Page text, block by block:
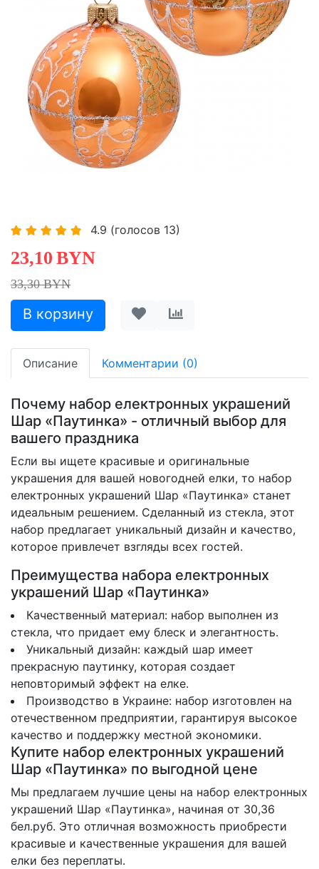
4.9 (голосов 13)
23,10 BYN
33,30 BYN
Описание Комментарии (0)
Почему набор електронных украшений
Шар «Паутинка» - отличный выбор для
вашего праздника
Если вы ищете красивые и оригинальные
украшения для вашей новогодней елки, то набор
електронных украшений Шар «Паутинка» станет
идеальным решением. Сделанный из стекла, этот
набор предлагает уникальный дизайн и качество,
которое привлечет взгляды всех гостей.
Преимущества набора електронных
украшений Шар «Паутинка»
Качественный материал: набор выполнен из
стекла, что придает ему блеск и элегантность.
Уникальный дизайн: каждый шар имеет
прекрасную паутинку, которая создает
неповторимый эффект на елке.
Производство в Украине: набор изготовлен на
отечественном предприятии, гарантируя высокое
качество и поддержку местной экономики.
Купите набор електронных украшений
Шар «Паутинка» по выгодной цене
Мы предлагаем лучшие цены на набор електронных
украшений Шар «Паутинка», начиная от 30,36
бел.руб. Это отличная возможность приобрести
красивые и качественные украшения для вашей
елки без переплаты.